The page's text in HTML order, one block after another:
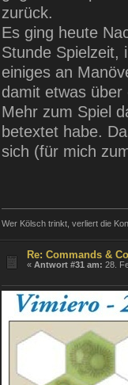
zurück.
Es ging heute
Stunde Spielzeit,
einiges an
damit etwas
Mehr zum Spiel
betextet habe.
sich (für mich
Wer Kölsch trinkt, verliert die
Re: Commands &
«Antwort #31 am: 28.